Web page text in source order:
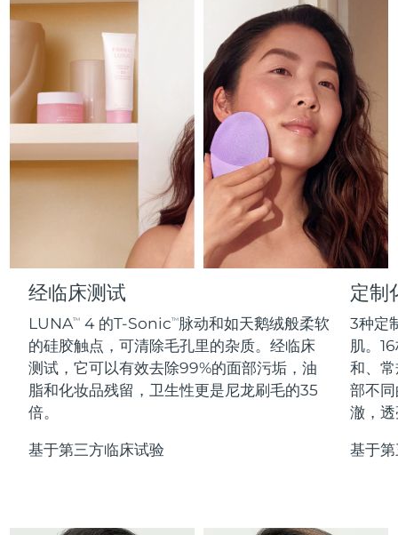
经临床测试
LUNATM 4 的T-SonicTM脉动和如天鹅绒般柔软
的硅胶触点，可清除毛孔里的杂质。经临床
测试，它可以有效去除99%的面部污垢，油
脂和化妆品残留，卫生性更是尼龙刷毛的35
倍。
基于第三方临床试验
定制
3种定
肌。
和、
部不
澈，
基于
LUNA™ 设备
All facial cleansing devices
UFO™ 设备
All deep facial hydration devices
ISSA™ 设备
All silicone sonic toothbrushes
FAQ™ P1 Primer
Manuka honey primer
FAQ™护肤品
All FAQ™ skincare
FAQ™产品
All anti-aging treatments
FAQ™ 221
Anti-aging LED hand mask
FAQ™护肤品
All FAQ™ skincare
FAQ™产品
All LED treatments
FAQ™护肤品
All FAQ™ skincare
FAQ™产品
All hair treatments
FAQ™ Red Light Serum
FAQ™ skincare
All FAQ™ skincare
FAQ™ products
All toning treatments
脱毛
PEACH™ 2 Pro Max
Professional IPL hair removal device
PEACH™ 2
IPL hair removal
PEACH™ 2 go
Travel-friendly IPL hair removal
PEACH™ Cooling Prep Gel
身体护理
BEAR™ 2 body
Microcurrent body toning
LUNA™ 4 body
Massaging body brush
SUPERCHARGED™ serum
Firming body serum
ESPADA™ 2 plus
Recurring acne LED therapy
ESPADA™ 2
Acne treatment device
ESPADA™ Blemish Solution
眼部护理
BEAR™ 2 eyes & lips
Microcurrent line smoothing device
IRIS™ 2
Rejuvenating eye massager
眼部护肤
毛孔护理
KIWI™ derma
Diamond microdermabrasion .
Blackhead remover
LUNA™ 4 hair
2-in-1 LED scalp massager
LED light hairbrush
牙齿美白
NEW
issa™ Teeth Whitening Set
Dual LED + sonic device & 18% PAP gel
issa™ Teeth Whitening Gel
更多的
芬兰 预计送达日期 09/08/2026
法国 预计送达日期 09/08/2026
法属波利尼西亚 预计送达日期13/08/2026
德国 预计送达日期09/08/2026
预计送达日期13/08/2026
预计送达日期 09/08/2026
中国香港特别行政区 10/08/2026
匈牙利 预计送达日期09/08/2026
冰岛 预计送达日期10/08/2026
印度尼西亚 07/08/2026
爱尔兰 09/08/2026